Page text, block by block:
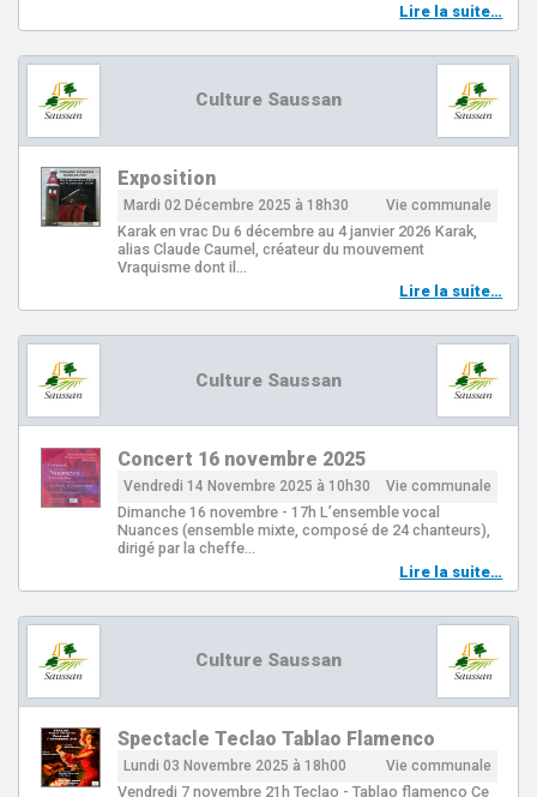
Lire la suite…
Culture Saussan
Exposition
Mardi 02 Décembre 2025 à 18h30 Vie communale
Karak en vrac Du 6 décembre au 4 janvier 2026 Karak,
alias Claude Caumel, créateur du mouvement
Vraquisme dont il…
Lire la suite…
Culture Saussan
Concert 16 novembre 2025
Vendredi 14 Novembre 2025 à 10h30 Vie communale
Dimanche 16 novembre - 17h L’ensemble vocal
Nuances (ensemble mixte, composé de 24 chanteurs),
dirigé par la cheffe…
Lire la suite…
Culture Saussan
Spectacle Teclao Tablao Flamenco
Lundi 03 Novembre 2025 à 18h00 Vie communale
Vendredi 7 novembre 21h Teclao - Tablao flamenco Ce